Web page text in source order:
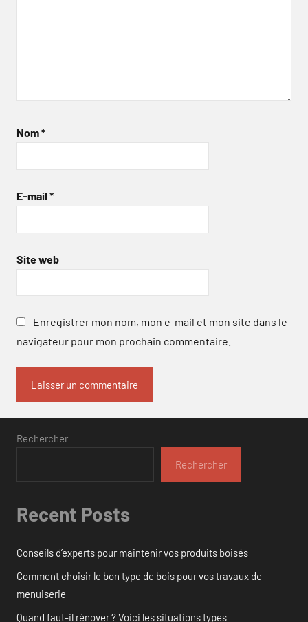
Nom*
E-mail *
Site web
Enregistrer mon nom, mon e-mail et mon site dans le
navigateur pour mon prochain commentaire.
Rechercher
Rechercher
Recent Posts
Conseils d’experts pour maintenir vos produits boisés
Comment choisir le bon type de bois pour vos travaux de
menuiserie
Quand faut-il rénover ? Voici les situations types